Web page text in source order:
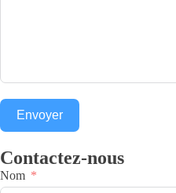
Envoyer
Contactez-nous
Nom